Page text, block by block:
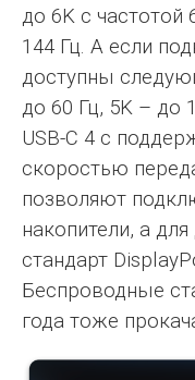
до 6K с частотой
144 Гц. А если
доступны
до 60 Гц, 5K – до
USB-C 4 c
скоростью
позволяют
накопители, а
стандарт
Беспроводные
года тоже